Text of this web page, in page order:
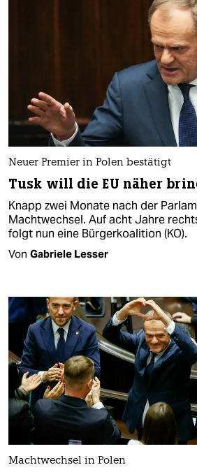
Neuer Premier in Polen bestätigt
Tusk will die EU näher
Knapp zwei Monate nach der
Machtwechsel. Auf acht Jahre
folgt nun eine Bürgerkoalition (KO).
Von Gabriele Lesser
Machtwechsel in Polen